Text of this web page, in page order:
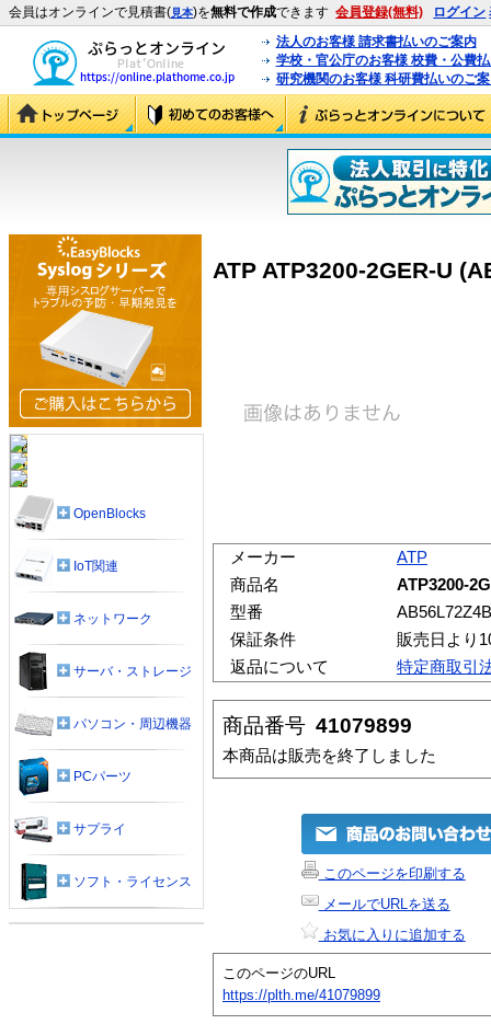
会員はオンラインで見積書(見本)を無料で作成できます 会員登録(無料) ログイン
法人のお客様 請求書払いのご案内
学校・官公庁のお客様 校費・公費
研究機関のお客様 科研費払いのご
ATP ATP3200-2GER-U
メーカー
ATP
商品名
ATP3200-
型番
保証条件
販売日より
返品について
特定商取引
商品番号 41079899
本商品は販売を終了しました
このページを印刷する
メールでURLを送る
お気に入りに追加する
このページのURL
https://plth.me/41079899
OpenBlocks
IoT関連
ネットワーク
サーバ・ストレージ
パソコン・周辺機器
PCパーツ
サプライ
ソフト・ライセンス